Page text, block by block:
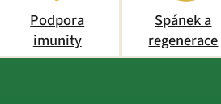
Podpora
imunity
Spánek a
regenerace